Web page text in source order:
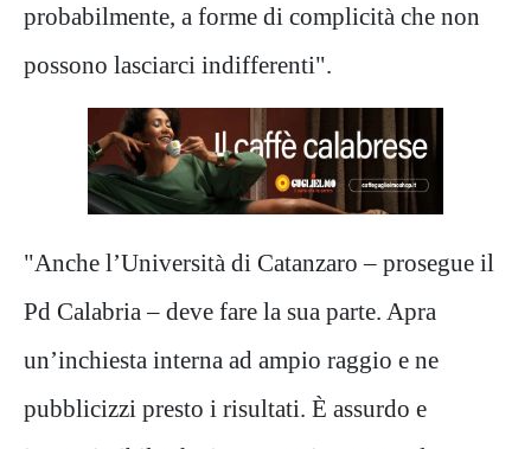
probabilmente, a forme di complicità che non
possono lasciarci indifferenti".
"Anche l’Università di Catanzaro – prosegue il
Pd Calabria – deve fare la sua parte. Apra
un’inchiesta interna ad ampio raggio e ne
pubblicizzi presto i risultati. È assurdo e